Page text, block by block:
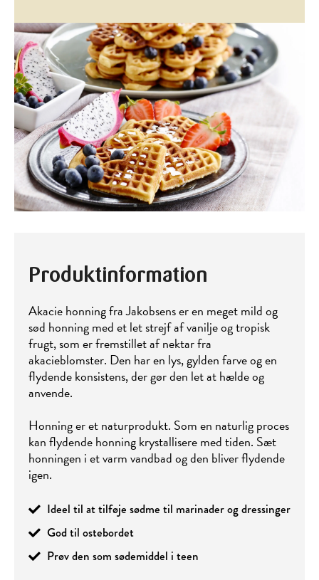
Produktinformation
Akacie honning fra Jakobsens er en meget mild og
sød honning med et let strejf af vanilje og tropisk
frugt, som er fremstillet af nektar fra
akacieblomster. Den har en lys, gylden farve og en
flydende konsistens, der gør den let at hælde og
anvende.
Honning er et naturprodukt. Som en naturlig proces
kan flydende honning krystallisere med tiden. Sæt
honningen i et varm vandbad og den bliver flydende
igen.
Ideel til at tilføje sødme til marinader og dressinger
God til ostebordet
Prøv den som sødemiddel i teen